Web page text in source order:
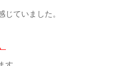
ていました。